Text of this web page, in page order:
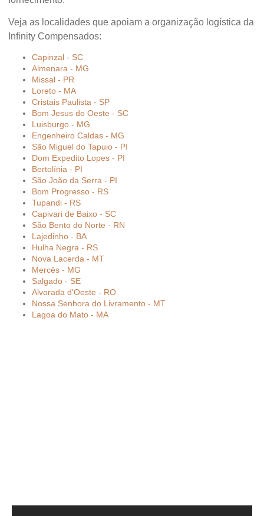
Veja as localidades que apoiam a organização logística da
Infinity Compensados:
Capinzal - SC
Almenara - MG
Missal - PR
Loreto - MA
Cristais Paulista - SP
Bom Jesus do Oeste - SC
Luisburgo - MG
Engenheiro Caldas - MG
São Miguel do Tapuio - PI
Dom Expedito Lopes - PI
Bertolínia - PI
São João da Serra - PI
Bom Progresso - RS
Tupandi - RS
Capivari de Baixo - SC
São Bento do Norte - RN
Lajedinho - BA
Hulha Negra - RS
Nova Lacerda - MT
Mercês - MG
Salgado - SE
Alvorada d'Oeste - RO
Nossa Senhora do Livramento - MT
Lagoa do Mato - MA